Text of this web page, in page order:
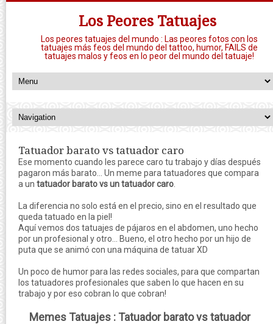
Los Peores Tatuajes
Los peores tatuajes del mundo : Las peores fotos con los
tatuajes más feos del mundo del tattoo, humor, FAILS de
tatuajes malos y feos en lo peor del mundo del tatuaje!
Tatuador barato vs tatuador caro
Ese momento cuando les parece caro tu trabajo y días después
pagaron más barato... Un meme para tatuadores que compara
a un tatuador barato vs un tatuador caro
La diferencia no solo está en el precio, sino en el resultado que
queda tatuado en la piel!
Aquí vemos dos tatuajes de pájaros en el abdomen, uno hecho
por un profesional y otro... Bueno, el otro hecho por un hijo de
puta que se animó con una máquina de tatuar XD
Un poco de humor para las redes sociales, para que compartan
los tatuadores profesionales que saben lo que hacen en su
trabajo y por eso cobran lo que cobran!
Memes Tatuajes : Tatuador barato vs tatuador